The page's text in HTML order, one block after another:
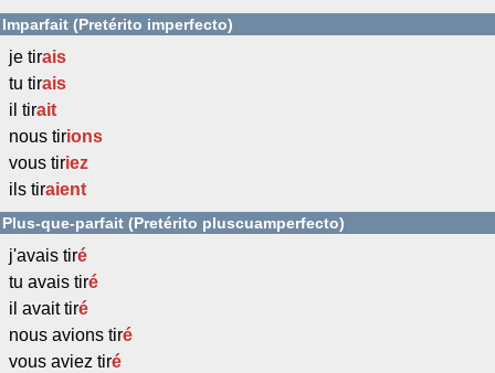
Imparfait (Pretérito imperfecto)
je tirais
tu tirais
il tirait
nous tirions
vous tiriez
ils tiraient
Plus-que-parfait (Pretérito pluscuamperfecto)
j'avais tiré
tu avais tiré
il avait tiré
nous avions tiré
vous aviez tiré